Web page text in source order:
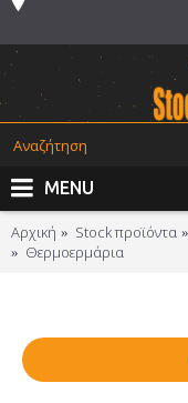
MENU
Αρχική Stock προϊόντα
Θερμοερμάρια